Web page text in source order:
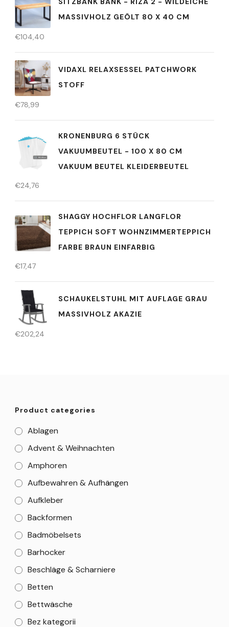
MASSIVHOLZ GEÖLT 80 X 40 CM
€104,40
VIDAXL RELAXSESSEL PATCHWORK
STOFF
€78,99
KRONENBURG 6 STÜCK
VAKUUMBEUTEL - 100 X 80 CM
VAKUUM BEUTEL KLEIDERBEUTEL
€24,76
SHAGGY HOCHFLOR LANGFLOR
TEPPICH SOFT WOHNZIMMERTEPPICH
FARBE BRAUN EINFARBIG
€17,47
SCHAUKELSTUHL MIT AUFLAGE GRAU
MASSIVHOLZ AKAZIE
€202,24
Product categories
Ablagen
Advent & Weihnachten
Amphoren
Aufbewahren & Aufhängen
Aufkleber
Backformen
Badmöbelsets
Barhocker
Beschläge & Scharniere
Betten
Bettwäsche
Bez kategorii